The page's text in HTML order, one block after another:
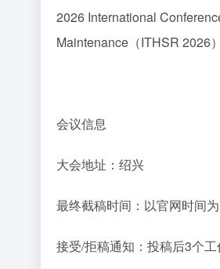
2026 International
Maintenance（ITHSR 2026）
会议信息
大会地址：绍兴
最终截稿时间：以官网时间
接受/拒稿通知：投稿后3个